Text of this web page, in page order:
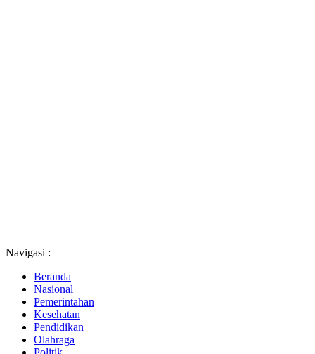
Navigasi :
Beranda
Nasional
Pemerintahan
Kesehatan
Pendidikan
Olahraga